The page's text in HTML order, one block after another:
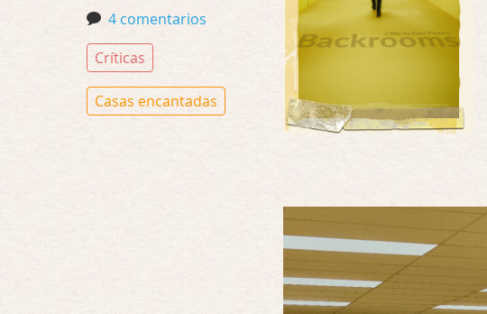
4 comentarios
Críticas
Casas encantadas